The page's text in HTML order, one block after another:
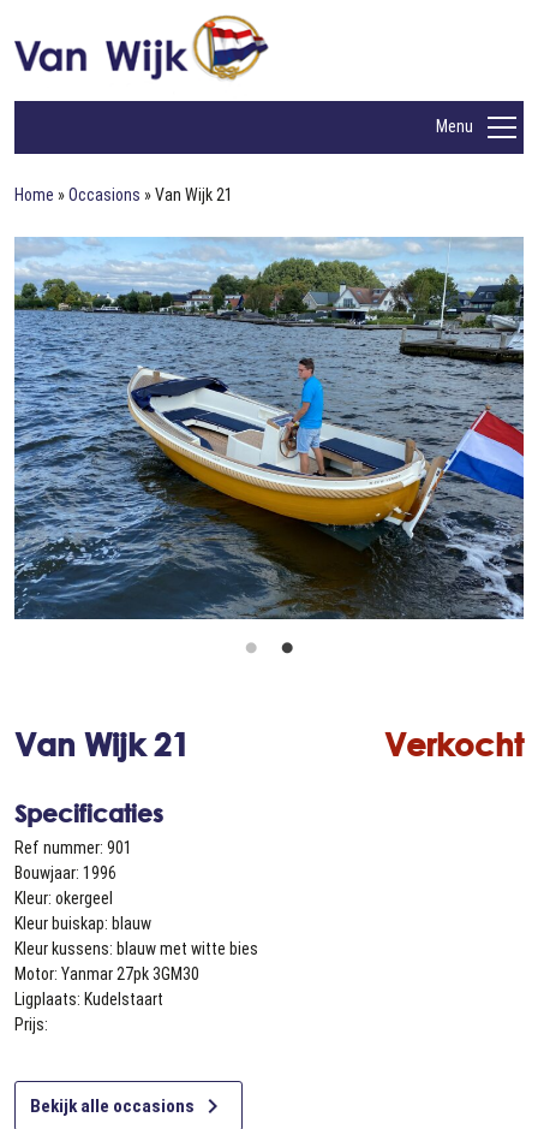
Menu
Home »Occasions »Van Wijk 21
Van Wijk 21 Verkocht
Specificaties
Ref nummer: 901
Bouwjaar: 1996
Kleur: okergeel
Kleur buiskap: blauw
Kleur kussens: blauw met witte bies
Motor: Yanmar 27pk 3GM30
Ligplaats: Kudelstaart
Prijs:
Bekijk alle occasions 